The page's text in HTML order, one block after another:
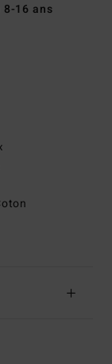
16 ans